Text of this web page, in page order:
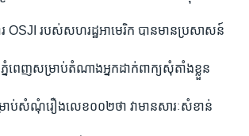
OSJI របស់សហរដ្ឋអាមេរិក បានមានប្រសាសន៍
នំពេញសម្រាប់តំណាងអ្នកដាក់ពាក្យសុំតាំងខ្លួន
ាប់សំណុំរឿងលេខ០០២ថា វាមានសារៈសំខាន់